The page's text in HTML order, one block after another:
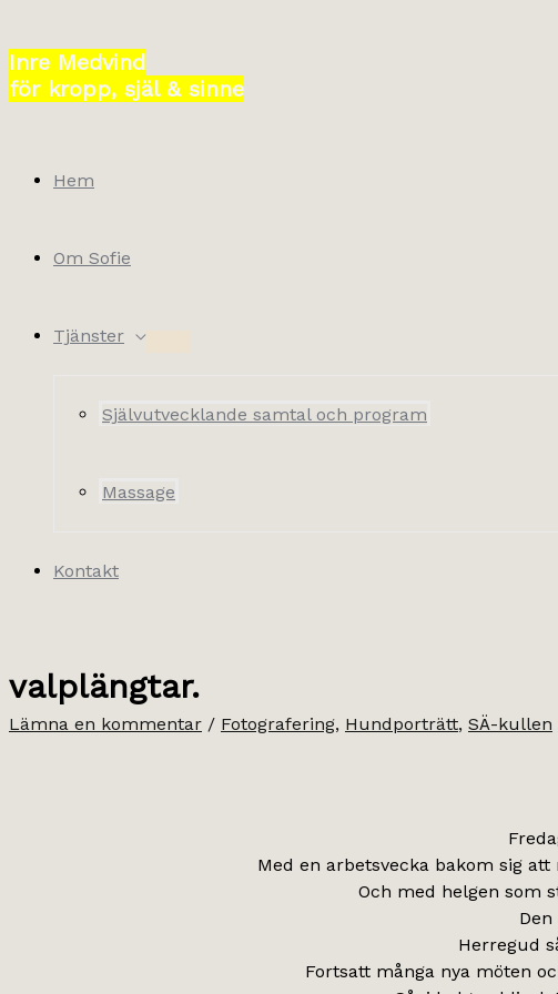
till
innehåll
Inre Medvind
för kropp, själ & sinne
Hem
Om Sofie
Tjänster
Självutvecklande samtal och program
Massage
Kontakt
valplängtar.
Lämna en kommentar / Fotografering, Hundporträtt, SÄ-kullen
Med en arbetsvecka bakom sig
Och med helgen som
Herregud
Fortsatt många nya möten